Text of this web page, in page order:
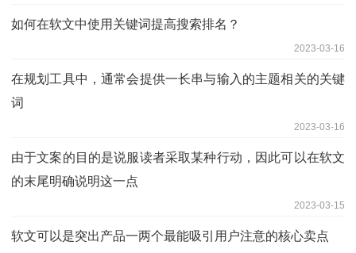
如何在软文中使用关键词提高搜索排名？
2023-03-16
在规划工具中，通常会提供一长串与输入的主题相关的关键
词
2023-03-16
由于文案的目的是说服读者采取某种行动，因此可以在软文
的末尾明确说明这一点
2023-03-15
软文可以是突出产品一两个最能吸引用户注意的核心卖点